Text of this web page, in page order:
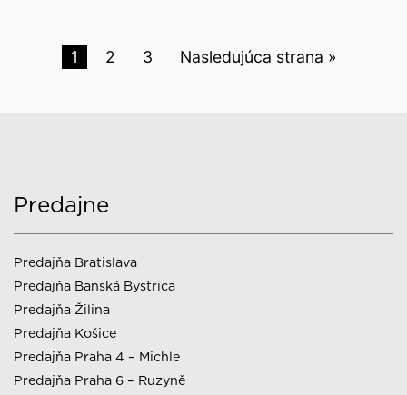
1 2 3 Nasledujúca strana »
Predajne
Predajňa Bratislava
Predajňa Banská Bystrica
Predajňa Žilina
Predajňa Košice
Predajňa Praha 4 – Michle
Predajňa Praha 6 – Ruzyně